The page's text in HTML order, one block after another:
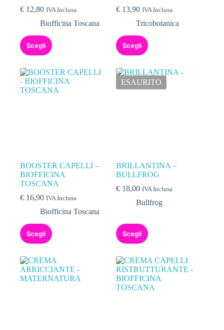
€ 12,80 IVA Inclusa
Biofficina Toscana
Scegli
€ 13,90 IVA Inclusa
Tricobotanica
Scegli
BOOSTER CAPELLI –
BIOFFICINA
TOSCANA
€ 16,90 IVA Inclusa
Biofficina Toscana
Scegli
ESAURITO
BRILLANTINA –
BULLFROG
€ 18,00 IVA Inclusa
Bullfrog
Scegli